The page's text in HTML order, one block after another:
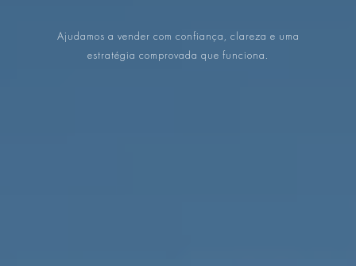
Ajudamos a vender com confiança, clareza e uma
estratégia comprovada que funciona.